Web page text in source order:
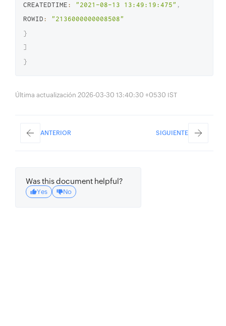
CREATEDTIME: "2021-08-13 13:49:19:475" ,
ROWID:
"2136000000008508"
}
]
}
Última actualización 2026-03-30 13:40:30 +0530 IST
ANTERIOR SIGUIENTE
Was this document helpful?
Yes No